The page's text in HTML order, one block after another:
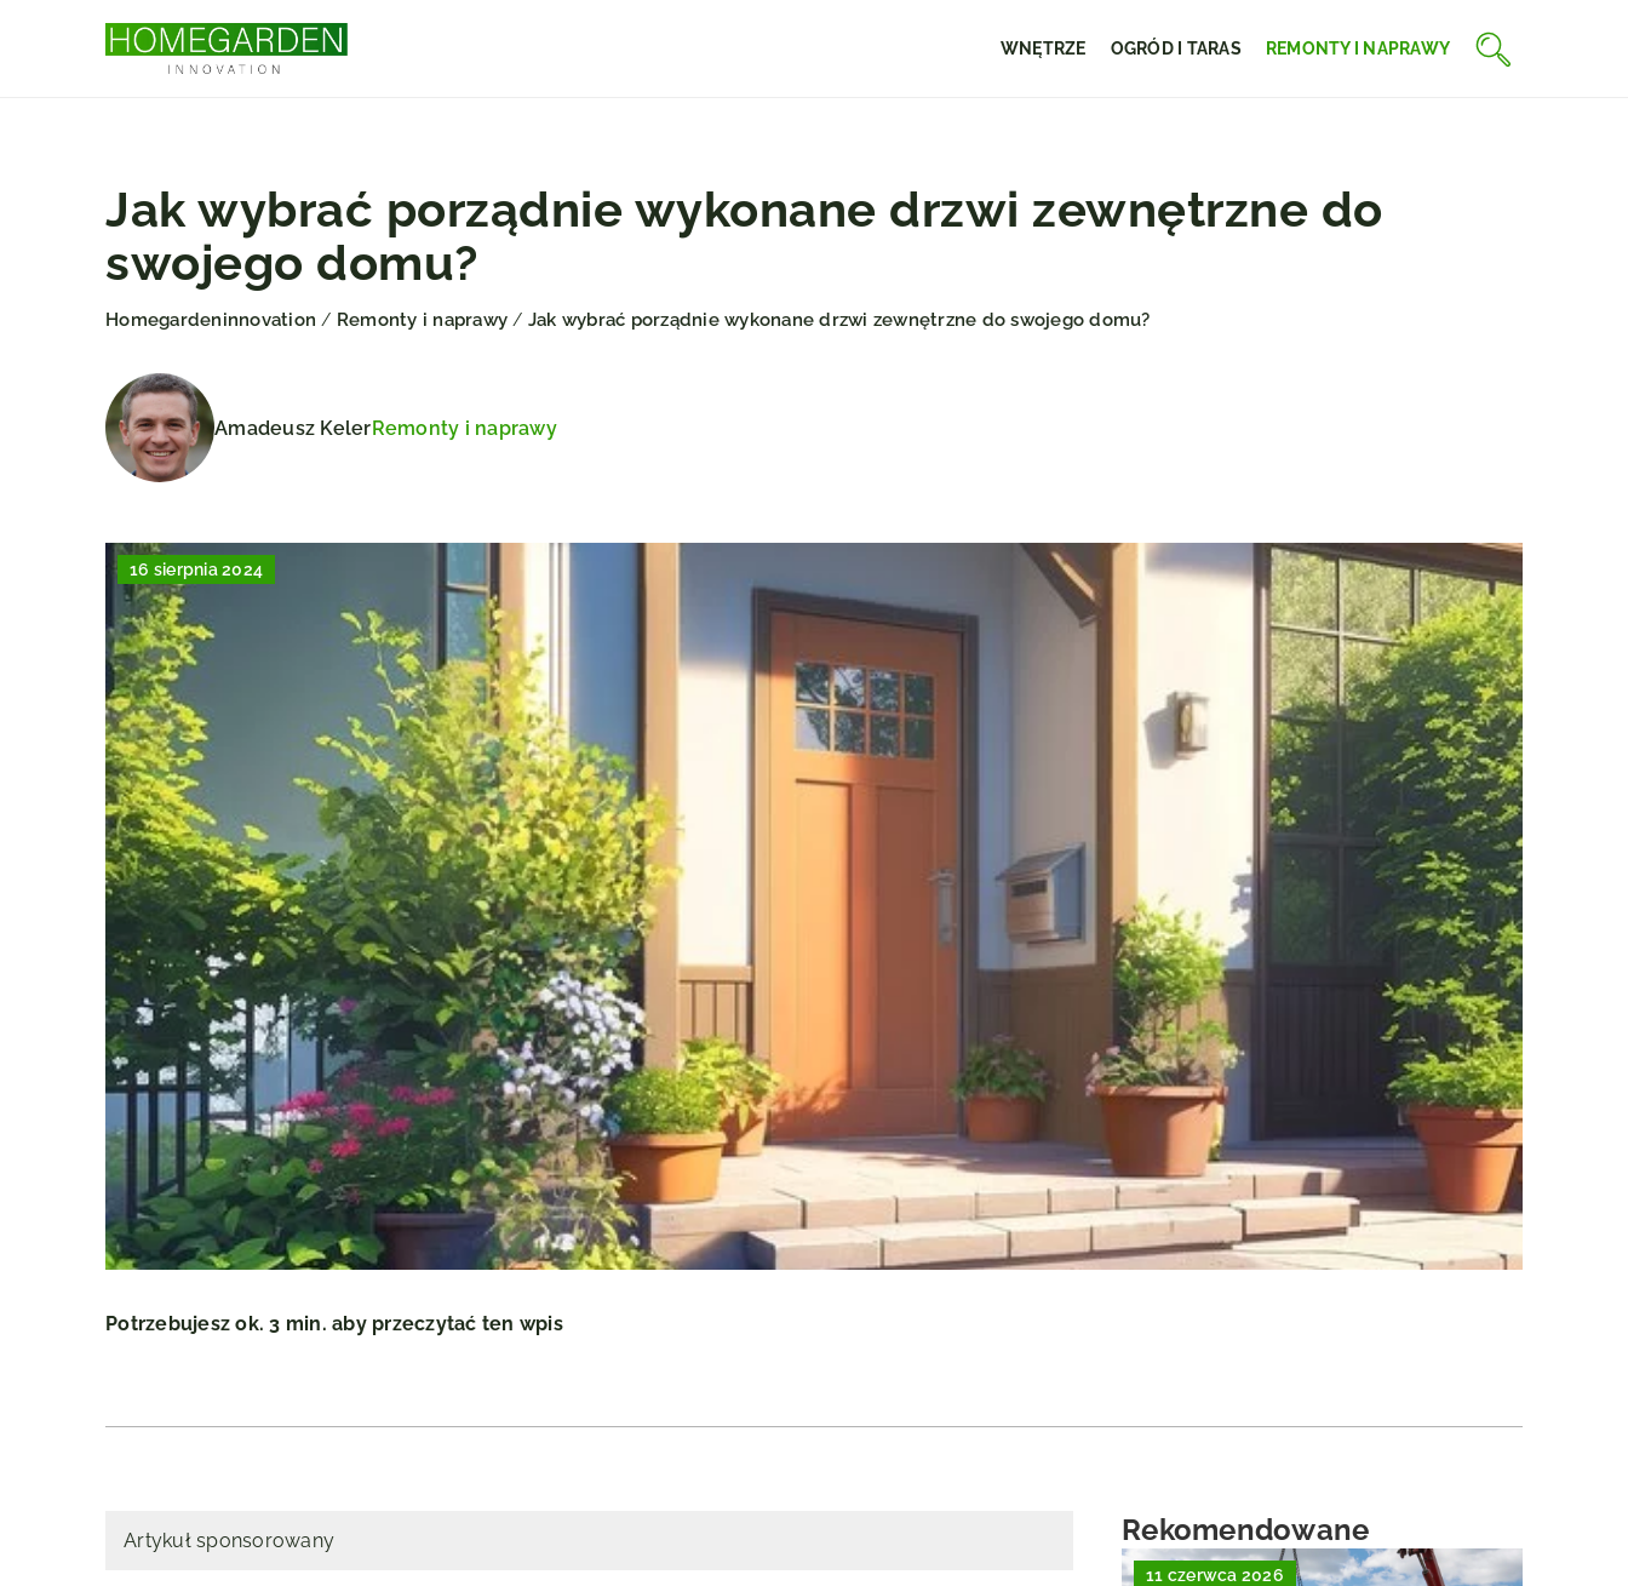
WNĘTRZE OGRÓD I TARAS REMONTY I NAPRAWY
Jak wybrać porządnie wykonane drzwi zewnętrzne do
swojego domu?
Homegardeninnovation / Remonty i naprawy / Jak wybrać porządnie wykonane drzwi zewnętrzne do swojego domu?
Amadeusz KelerRemonty i naprawy
16 sierpnia 2024
Potrzebujesz ok. 3 min. aby przeczytać ten wpis
Artykuł sponsorowany Rekomendowane
11 czerwca 2026